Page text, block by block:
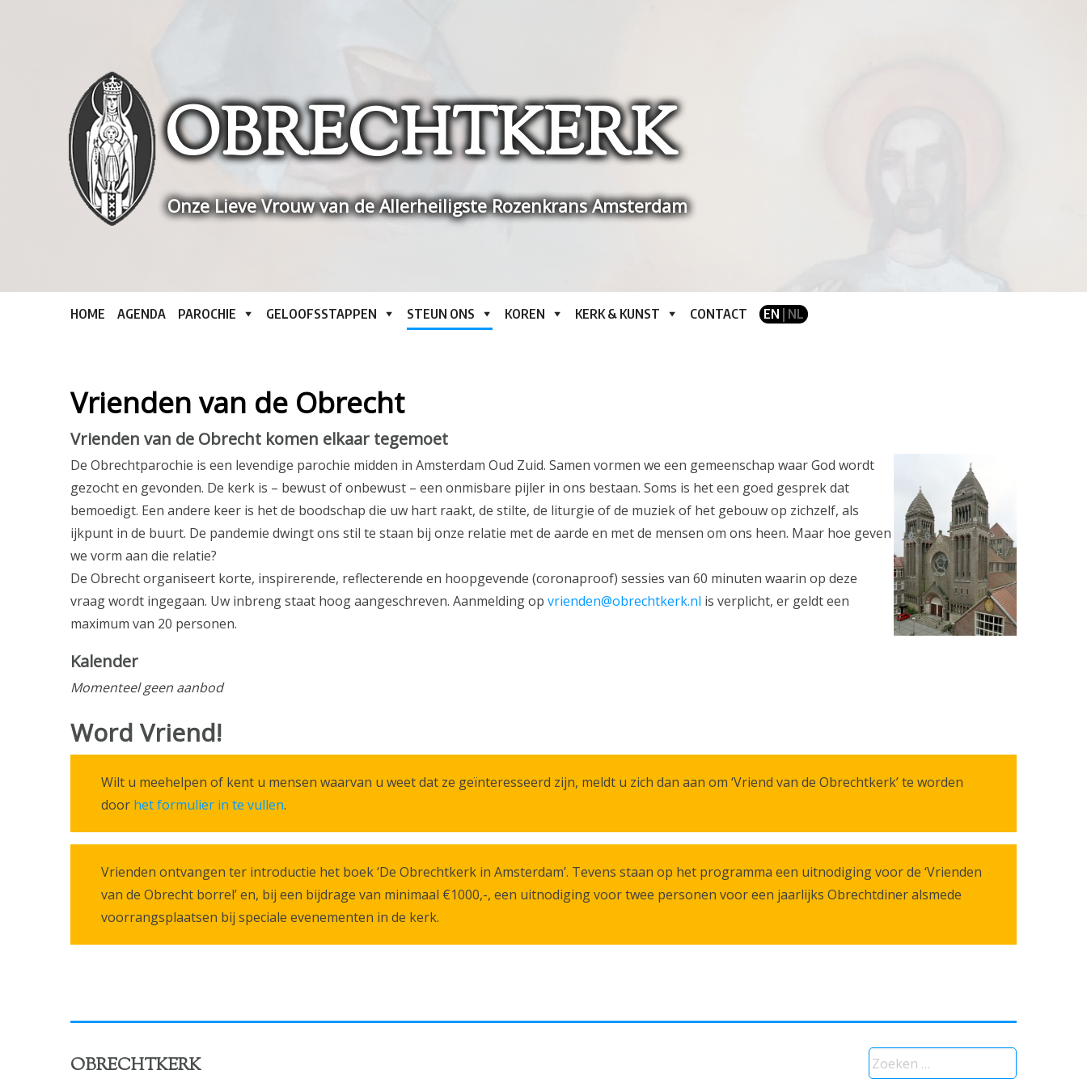
OBRECHTKERK
Onze Lieve Vrouw van de Allerheiligste Rozenkrans Amsterdam
HOME AGENDA PAROCHIE GELOOFSSTAPPEN STEUN ONS KOREN KERK & KUNST CONTACT EN | NL
Vrienden van de Obrecht
Vrienden van de Obrecht komen elkaar tegemoet
De Obrechtparochie is een levendige parochie midden in Amsterdam Oud Zuid. Samen vormen we een gemeenschap waar God wordt
gezocht en gevonden. De kerk is – bewust of onbewust – een onmisbare pijler in ons bestaan. Soms is het een goed gesprek dat
bemoedigt. Een andere keer is het de boodschap die uw hart raakt, de stilte, de liturgie of de muziek of het gebouw op zichzelf, als
ijkpunt in de buurt. De pandemie dwingt ons stil te staan bij onze relatie met de aarde en met de mensen om ons heen. Maar hoe geven
we vorm aan die relatie?
De Obrecht organiseert korte, inspirerende, reflecterende en hoopgevende (coronaproof) sessies van 60 minuten waarin op deze
vraag wordt ingegaan. Uw inbreng staat hoog aangeschreven. Aanmelding op vrienden@obrechtkerk.nl is verplicht, er geldt een
maximum van 20 personen.
Kalender
Momenteel geen aanbod
Word Vriend!
Wilt u meehelpen of kent u mensen waarvan u weet dat ze geïnteresseerd zijn, meldt u zich dan aan om ‘Vriend van de Obrechtkerk’ te worden
door het formulier in te vullen.
Vrienden ontvangen ter introductie het boek ‘De Obrechtkerk in Amsterdam’. Tevens staan op het programma een uitnodiging voor de ‘Vrienden
van de Obrecht borrel’ en, bij een bijdrage van minimaal €1000,-, een uitnodiging voor twee personen voor een jaarlijks Obrechtdiner alsmede
voorrangsplaatsen bij speciale evenementen in de kerk.
OBRECHTKERK
Zoeken
naar: